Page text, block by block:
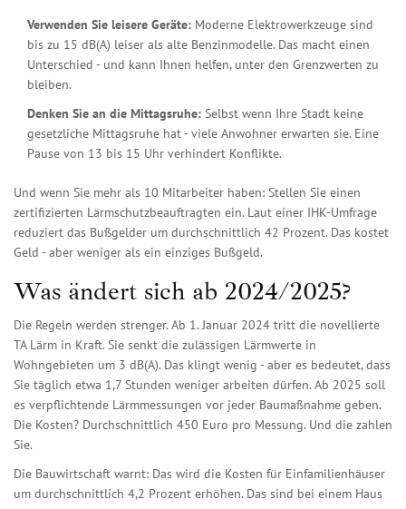
Verwenden Sie leisere Geräte: Moderne Elektrowerkzeuge sind
bis zu 15 dB(A) leiser als alte Benzinmodelle. Das macht einen
Unterschied - und kann Ihnen helfen, unter den Grenzwerten zu
bleiben.
Denken Sie an die Mittagsruhe: Selbst wenn Ihre Stadt keine
gesetzliche Mittagsruhe hat - viele Anwohner erwarten sie. Eine
Pause von 13 bis 15 Uhr verhindert Konflikte.
Und wenn Sie mehr als 10 Mitarbeiter haben: Stellen Sie einen
zertifizierten Lärmschutzbeauftragten ein. Laut einer IHK-Umfrage
reduziert das Bußgelder um durchschnittlich 42 Prozent. Das kostet
Geld - aber weniger als ein einziges Bußgeld.
Was ändert sich ab 2024/2025?
Die Regeln werden strenger. Ab 1. Januar 2024 tritt die novellierte
TA Lärm in Kraft. Sie senkt die zulässigen Lärmwerte in
Wohngebieten um 3 dB(A). Das klingt wenig - aber es bedeutet, dass
Sie täglich etwa 1,7 Stunden weniger arbeiten dürfen. Ab 2025 soll
es verpflichtende Lärmmessungen vor jeder Baumaßnahme geben.
Die Kosten? Durchschnittlich 450 Euro pro Messung. Und die zahlen
Sie.
Die Bauwirtschaft warnt: Das wird die Kosten für Einfamilienhäuser
um durchschnittlich 4,2 Prozent erhöhen. Das sind bei einem Haus